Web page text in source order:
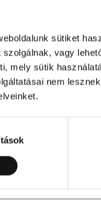
sütiket
vagy
mely sütik
nem